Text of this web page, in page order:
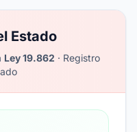
Estado
Ley 19.862 · Registro